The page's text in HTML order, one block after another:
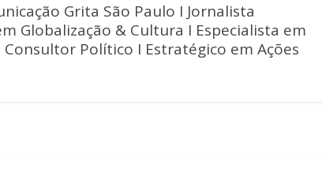
Grita São Paulo I Jornalista
Globalização & Cultura I Especialista em
Político I Estratégico em Ações